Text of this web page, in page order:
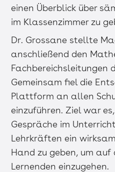
einen Überblick über
im Klassenzimmer zu
Dr. Grossane stellte
anschließend den
Fachbereichsleitungen
Gemeinsam fiel die
Plattform an allen
einzuführen. Ziel war
Gespräche im
Lehrkräften ein
Hand zu geben, um
Lernenden einzugehen.